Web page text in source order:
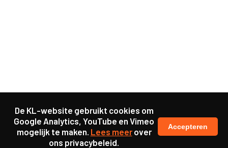
De KL-website gebruikt cookies om
Google Analytics, YouTube en Vimeo
mogelijk te maken. Lees meerover
ons privacybeleid.
Accepteren